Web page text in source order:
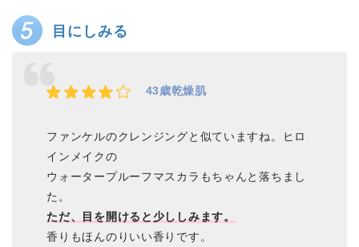
目にしみる
43歳乾燥肌
ファンケルのクレンジングと似ていますね。ヒロ
インメイクの
ウォータープルーフマスカラもちゃんと落ちまし
た。
ただ、目を開けると少ししみます。
香りもほんのりいい香りです。